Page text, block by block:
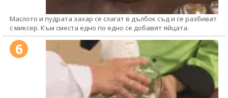
Маслото и пудрата захар се слагат в дълбок съд и се разбиват
с миксер. Към сместа едно по едно се добавят яйцата.
6